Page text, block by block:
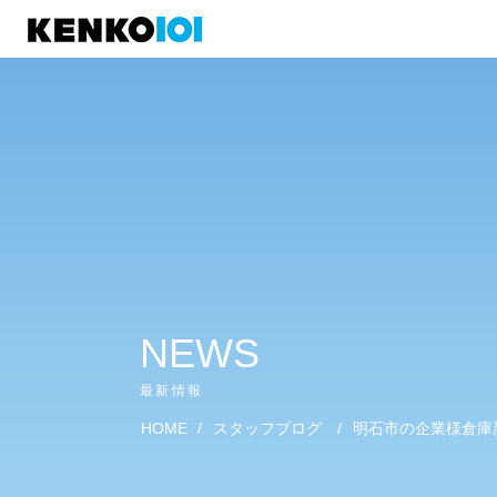
NEWS
最新情報
HOME / スタッフブログ / 明石市の企業様倉